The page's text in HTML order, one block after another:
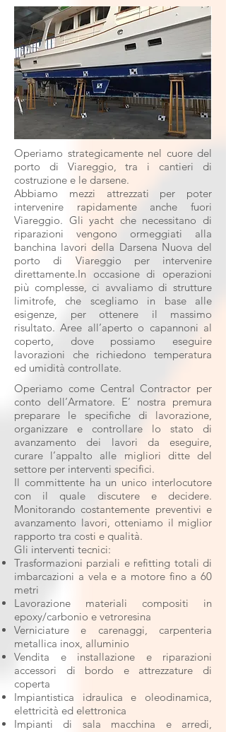
Operiamo strategicamente nel cuore del
porto di Viareggio, tra i cantieri di
costruzione e le darsene.
Abbiamo mezzi attrezzati per poter
intervenire rapidamente anche fuori
Viareggio. Gli yacht che necessitano di
riparazioni vengono ormeggiati alla
banchina lavori della Darsena Nuova del
porto di Viareggio per intervenire
direttamente.In occasione di operazioni
più complesse, ci avvaliamo di strutture
limitrofe, che scegliamo in base alle
esigenze, per ottenere il massimo
risultato. Aree all’aperto o capannoni al
coperto, dove possiamo eseguire
lavorazioni che richiedono temperatura
ed umidità controllate.
Operiamo come Central Contractor per
conto dell’Armatore. E’ nostra premura
preparare le specifiche di lavorazione,
organizzare e controllare lo stato di
avanzamento dei lavori da eseguire,
curare l’appalto alle migliori ditte del
settore per interventi specifici.
Il committente ha un unico interlocutore
con il quale discutere e decidere.
Monitorando costantemente preventivi e
avanzamento lavori, otteniamo il miglior
rapporto tra costi e qualità.
Gli interventi tecnici:
Trasformazioni parziali e refitting totali di
imbarcazioni a vela e a motore fino a 60
metri
Lavorazione materiali compositi in
epoxy/carbonio e vetroresina
Verniciature e carenaggi, carpenteria
metallica inox, alluminio
Vendita e installazione e riparazioni
accessori di bordo e attrezzature di
coperta
Impiantistica idraulica e oleodinamica,
elettricità ed elettronica
Impianti di sala macchina e arredi,